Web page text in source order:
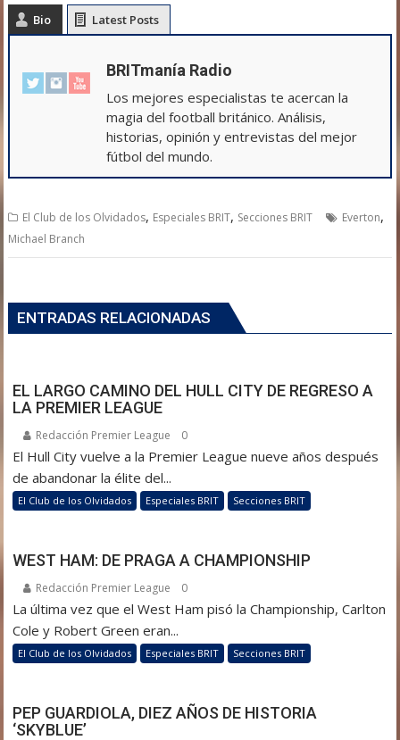
Bio Latest Posts
BRITmanía Radio
Los mejores especialistas te acercan la
magia del football británico. Análisis,
historias, opinión y entrevistas del mejor
fútbol del mundo.
El Club de los Olvidados, Especiales BRIT, Secciones BRIT Everton,
Michael Branch
ENTRADAS RELACIONADAS
EL LARGO CAMINO DEL HULL CITY DE REGRESO A
LA PREMIER LEAGUE
Redacción Premier League 0
El Hull City vuelve a la Premier League nueve años después
de abandonar la élite del...
El Club de los Olvidados Especiales BRIT Secciones BRIT
WEST HAM: DE PRAGA A CHAMPIONSHIP
Redacción Premier League 0
La última vez que el West Ham pisó la Championship, Carlton
Cole y Robert Green eran...
El Club de los Olvidados Especiales BRIT Secciones BRIT
PEP GUARDIOLA, DIEZ AÑOS DE HISTORIA
‘SKYBLUE’